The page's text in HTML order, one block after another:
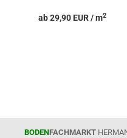
ab 29,90 EUR / m2
BODENFACHMARKT